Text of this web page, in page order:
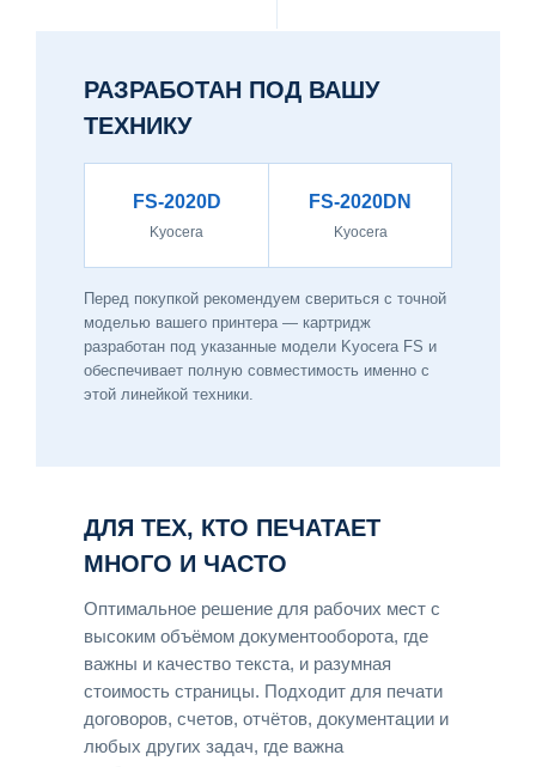
РАЗРАБОТАН ПОД ВАШУ
ТЕХНИКУ
FS-2020D
Kyocera
FS-2020DN
Kyocera
Перед покупкой рекомендуем свериться с точной
моделью вашего принтера — картридж
разработан под указанные модели Kyocera FS и
обеспечивает полную совместимость именно с
этой линейкой техники.
ДЛЯ ТЕХ, КТО ПЕЧАТАЕТ
МНОГО И ЧАСТО
Оптимальное решение для рабочих мест с
высоким объёмом документооборота, где
важны и качество текста, и разумная
стоимость страницы. Подходит для печати
договоров, счетов, отчётов, документации и
любых других задач, где важна